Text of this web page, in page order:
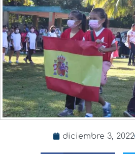
diciembre 3, 2022